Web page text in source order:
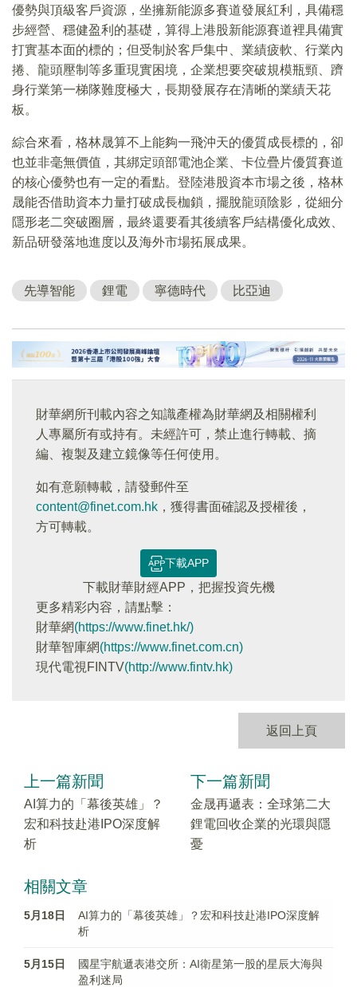
優勢與頂級客戶資源，坐擁新能源多賽道發展紅利，具備穩
步經營、穩健盈利的基礎，算得上港股新能源賽道裡具備實
打實基本面的標的；但受制於客戶集中、業績疲軟、行業內
捲、龍頭壓制等多重現實困境，企業想要突破規模瓶頸、躋
身行業第一梯隊難度極大，長期發展存在清晰的業績天花
板。
綜合來看，格林晟算不上能夠一飛沖天的優質成長標的，卻
也並非毫無價值，其綁定頭部電池企業、卡位疊片優質賽道
的核心優勢也有一定的看點。登陸港股資本市場之後，格林
晟能否借助資本力量打破成長枷鎖，擺脫龍頭陰影，從細分
隱形老二突破圈層，最終還要看其後續客戶結構優化成效、
新品研發落地進度以及海外市場拓展成果。
先導智能 鋰電 寧德時代 比亞迪
財華網所刊載內容之知識產權為財華網及相關權利
人專屬所有或持有。未經許可，禁止進行轉載、摘
編、複製及建立鏡像等任何使用。
如有意願轉載，請發郵件至
content@finet.com.hk ，獲得書面確認及授權後，
方可轉載。
下載APP
下載財華財經APP，把握投資先機
更多精彩内容，請點擊：
財華網(https://www.finet.hk/)
財華智庫網(https://www.finet.com.cn)
現代電視FINTV(http://www.fintv.hk)
返回上頁
上一篇新聞
AI算力的「幕後英雄」？
宏和科技赴港IPO深度解
析
下一篇新聞
金晟再遞表：全球第二大
鋰電回收企業的光環與隱
憂
相關文章
5月18日
AI算力的「幕後英雄」？宏和科技赴港IPO深度解
析
5月15日
國星宇航遞表港交所：AI衛星第一股的星辰大海與
盈利迷局